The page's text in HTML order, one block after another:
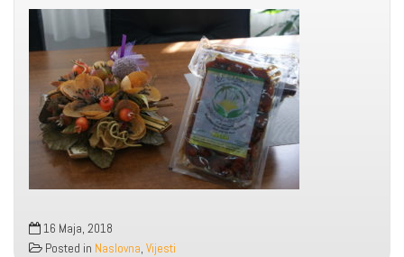
16 Maja, 2018
Posted in Naslovna, Vijesti